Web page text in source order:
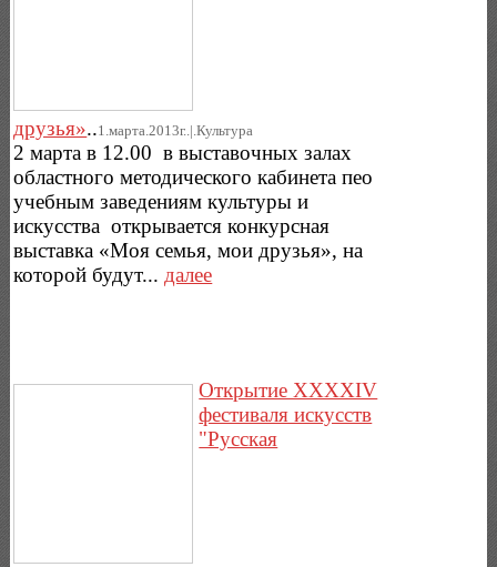
друзья»..1.марта.2013г..|.Культура
2 марта в 12.00 в выставочных залах
областного методического кабинета пео
учебным заведениям культуры и
искусства открывается конкурсная
выставка «Моя семья, мои друзья», на
которой будут...далее
Открытие XXXXIV
фестиваля искусств
"Русская